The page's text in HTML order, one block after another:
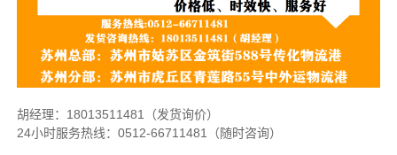
胡经理： 18013511481（发货询价）
24小时服务热线：0512-66711481（随时咨询）